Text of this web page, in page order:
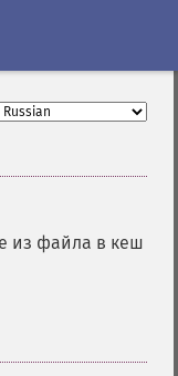
из файла в кеш